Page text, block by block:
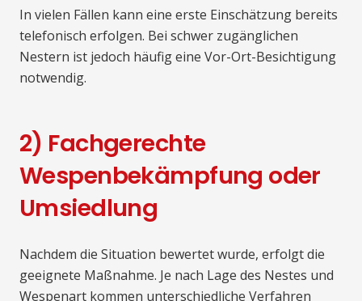
In vielen Fällen kann eine erste Einschätzung bereits
telefonisch erfolgen. Bei schwer zugänglichen
Nestern ist jedoch häufig eine Vor-Ort-Besichtigung
notwendig.
2) Fachgerechte
Wespenbekämpfung oder
Umsiedlung
Nachdem die Situation bewertet wurde, erfolgt die
geeignete Maßnahme. Je nach Lage des Nestes und
Wespenart kommen unterschiedliche Verfahren